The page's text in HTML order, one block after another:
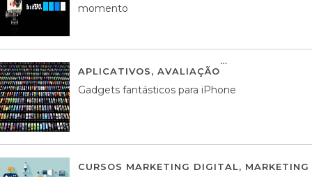
momento
APLICATIVOS, AVALIAÇÃO
Gadgets fantásticos para iPhone
CURSOS MARKETING DIGITAL,